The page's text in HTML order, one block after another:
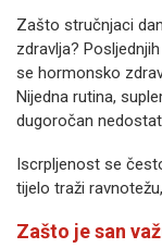
Zašto stručnjaci
zdravlja?
se hormonsko
Nijedna rutina,
dugoročan
Iscrpljenost se
tijelo traži
Zašto je san